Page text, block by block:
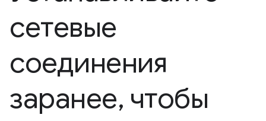
сетевые
соединения
заранее, чтобы